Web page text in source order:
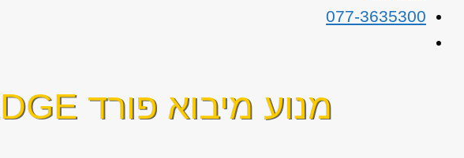
077-3635300
מנוע מיבוא פורד EDGE אדג’